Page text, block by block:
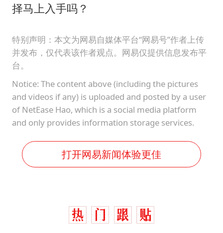
择马上入手吗？
特别声明：本文为网易自媒体平台“网易号”作者上传
并发布，仅代表该作者观点。网易仅提供信息发布平
台。
Notice: The content above (including the pictures
and videos if any) is uploaded and posted by a user
of NetEase Hao, which is a social media platform
and only provides information storage services.
打开网易新闻体验更佳